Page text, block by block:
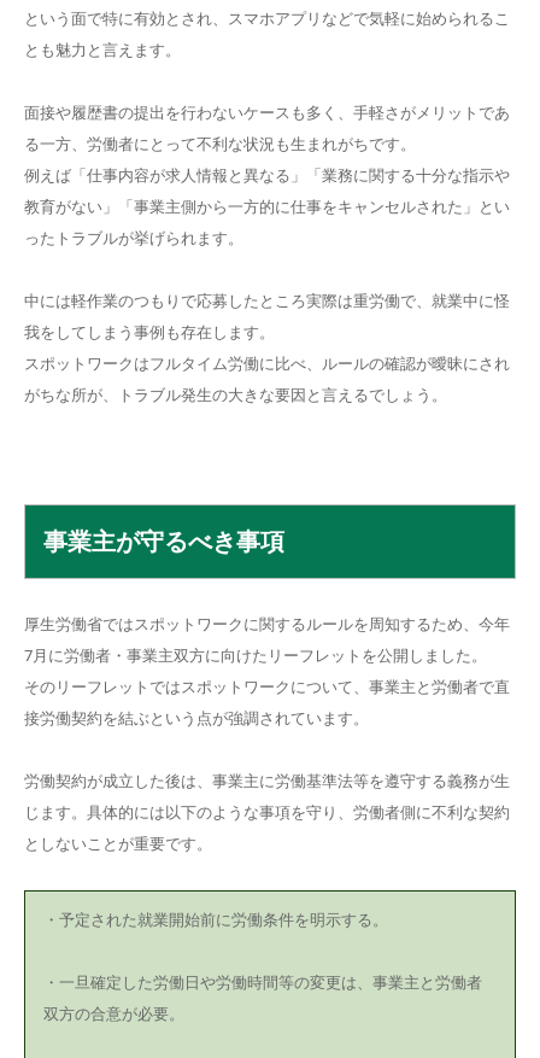
という面で特に有効とされ、スマホアプリなどで気軽に始められるこ
とも魅力と言えます。
面接や履歴書の提出を行わないケースも多く、手軽さがメリットであ
る一方、労働者にとって不利な状況も生まれがちです。
例えば「仕事内容が求人情報と異なる」「業務に関する十分な指示や
教育がない」「事業主側から一方的に仕事をキャンセルされた」とい
ったトラブルが挙げられます。
中には軽作業のつもりで応募したところ実際は重労働で、就業中に怪
我をしてしまう事例も存在します。
スポットワークはフルタイム労働に比べ、ルールの確認が曖昧にされ
がちな所が、トラブル発生の大きな要因と言えるでしょう。
事業主が守るべき事項
厚生労働省ではスポットワークに関するルールを周知するため、今年
7月に労働者・事業主双方に向けたリーフレットを公開しました。
そのリーフレットではスポットワークについて、事業主と労働者で直
接労働契約を結ぶという点が強調されています。
労働契約が成立した後は、事業主に労働基準法等を遵守する義務が生
じます。具体的には以下のような事項を守り、労働者側に不利な契約
としないことが重要です。
・予定された就業開始前に労働条件を明示する。
・一旦確定した労働日や労働時間等の変更は、事業主と労働者
双方の合意が必要。